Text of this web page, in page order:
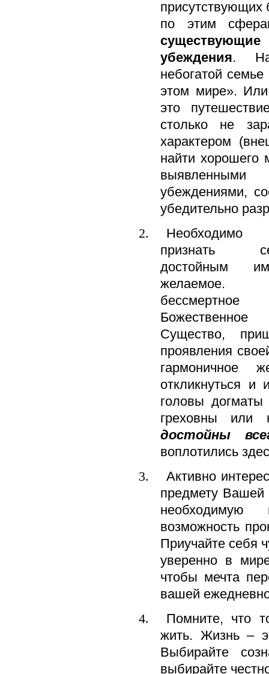
присутствующих
по этим
убеждения.
небогатой
этом мире».
это
столько не
характером
найти хорошего
убеждениями,
убедительно
Необходимо
признать
достойным
желаемое.
бессмертное
Божественное
Существо,
проявления
гармоничное
откликнуться и
головы
греховны или
достойны
воплотились
Активно
предмету Вашей
возможность
Приучайте себя
уверенно в
чтобы мечта
вашей
Помните, что
жить. Жизнь –
Выбирайте
выбирайте